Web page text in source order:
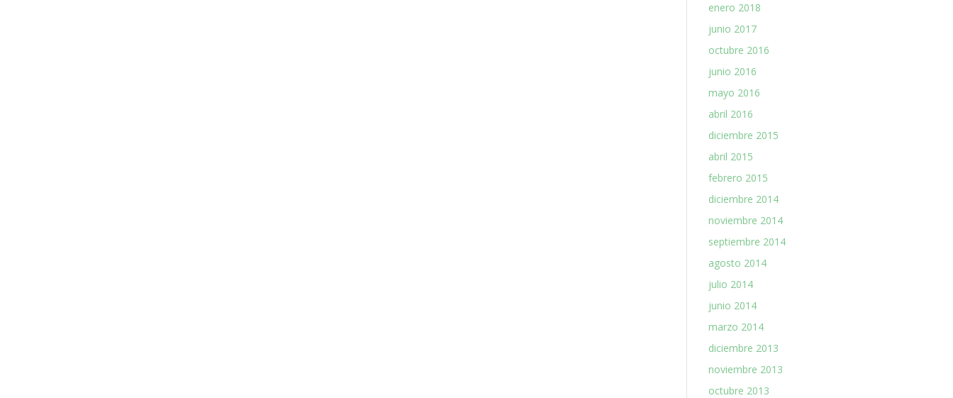
enero 2018
junio 2017
octubre 2016
junio 2016
mayo 2016
abril 2016
diciembre 2015
abril 2015
febrero 2015
diciembre 2014
noviembre 2014
septiembre 2014
agosto 2014
julio 2014
junio 2014
marzo 2014
diciembre 2013
noviembre 2013
octubre 2013